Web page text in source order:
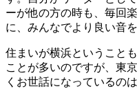
ーが他の方の時も、毎回
に、みんなでより良い音
住まいが横浜ということ
ことが多いのですが、東
くお世話になっているの